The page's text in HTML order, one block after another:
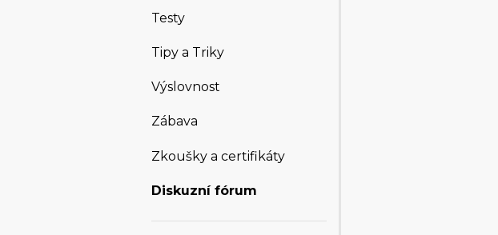
Testy
Tipy a Triky
Výslovnost
Zábava
Zkoušky a certifikáty
Diskuzní fórum